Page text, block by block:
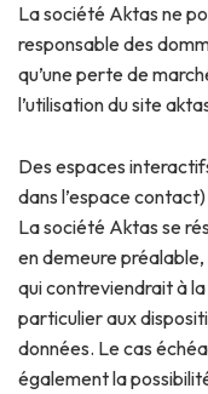
La société Aktas ne
responsable des
qu’une perte de
l’utilisation du site
Des espaces
dans l’espace
La société Aktas se
en demeure
qui contreviendrait à
particulier aux
données. Le cas
également la